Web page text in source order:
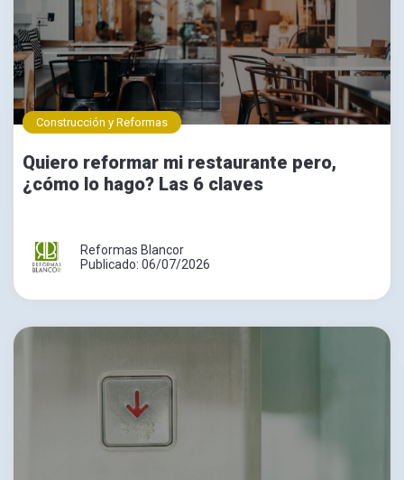
Construcción y Reformas
Quiero reformar mi restaurante pero,
¿cómo lo hago? Las 6 claves
Reformas Blancor
Publicado: 06/07/2026